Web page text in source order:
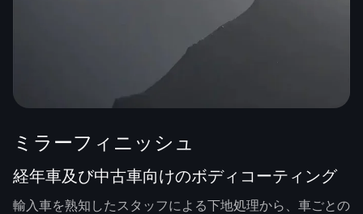
ミラーフィニッシュ
経年車及び中古車向けのボディコーティング
輸入車を熟知したスタッフによる下地処理から、車ごとの